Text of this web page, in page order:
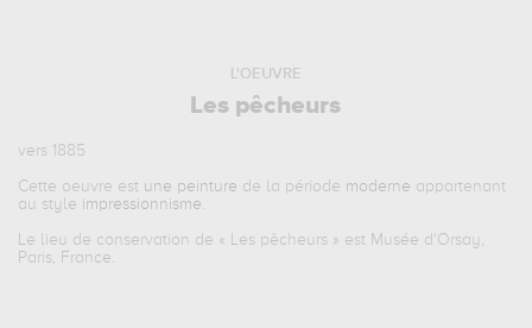
L'OEUVRE
Les pêcheurs
vers 1885
Cette oeuvre est une peinture de la période moderne appartenant
au style impressionnisme.
Le lieu de conservation de « Les pêcheurs » est Musée d'Orsay,
Paris, France.